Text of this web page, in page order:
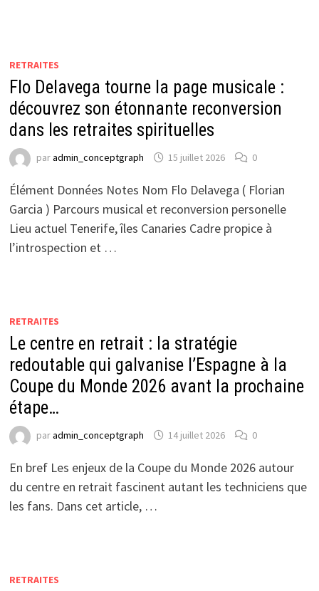
RETRAITES
Flo Delavega tourne la page musicale :
découvrez son étonnante reconversion
dans les retraites spirituelles
paradmin_conceptgraph 15 juillet 2026 0
Élément Données Notes Nom Flo Delavega ( Florian
Garcia ) Parcours musical et reconversion personelle
Lieu actuel Tenerife, îles Canaries Cadre propice à
l’introspection et …
RETRAITES
Le centre en retrait : la stratégie
redoutable qui galvanise l’Espagne à la
Coupe du Monde 2026 avant la prochaine
étape…
paradmin_conceptgraph 14 juillet 2026 0
En bref Les enjeux de la Coupe du Monde 2026 autour
du centre en retrait fascinent autant les techniciens que
les fans. Dans cet article, …
RETRAITES